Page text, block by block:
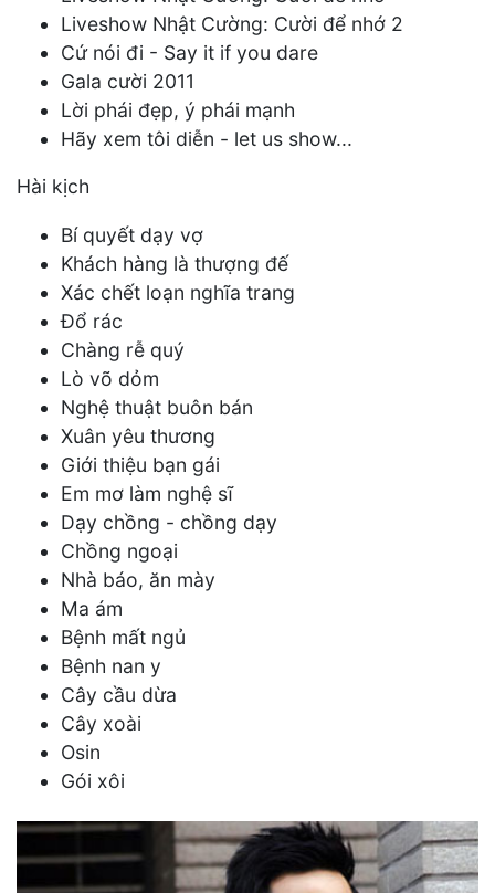
Liveshow Nhật Cường: Cười để nhớ 2
Cứ nói đi - Say it if you dare
Gala cười 2011
Lời phái đẹp, ý phái mạnh
Hãy xem tôi diễn - let us show...
Hài kịch
Bí quyết dạy vợ
Khách hàng là thượng đế
Xác chết loạn nghĩa trang
Đổ rác
Chàng rễ quý
Lò võ dỏm
Nghệ thuật buôn bán
Xuân yêu thương
Giới thiệu bạn gái
Em mơ làm nghệ sĩ
Dạy chồng - chồng dạy
Chồng ngoại
Nhà báo, ăn mày
Ma ám
Bệnh mất ngủ
Bệnh nan y
Cây cầu dừa
Cây xoài
Osin
Gói xôi